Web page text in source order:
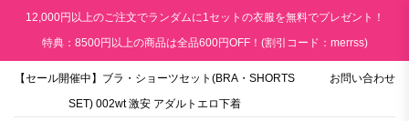
12,000円以上のご注文でランダムに1セットの衣服を無料でプレゼント！
特典：8500円以上の商品は全品600円OFF！(割引コード：merrss)
【セール開催中】ブラ・ショーツセット(BRA・SHORTS
SET) 002wt 激安 アダルトエロ下着
お問い合わせ